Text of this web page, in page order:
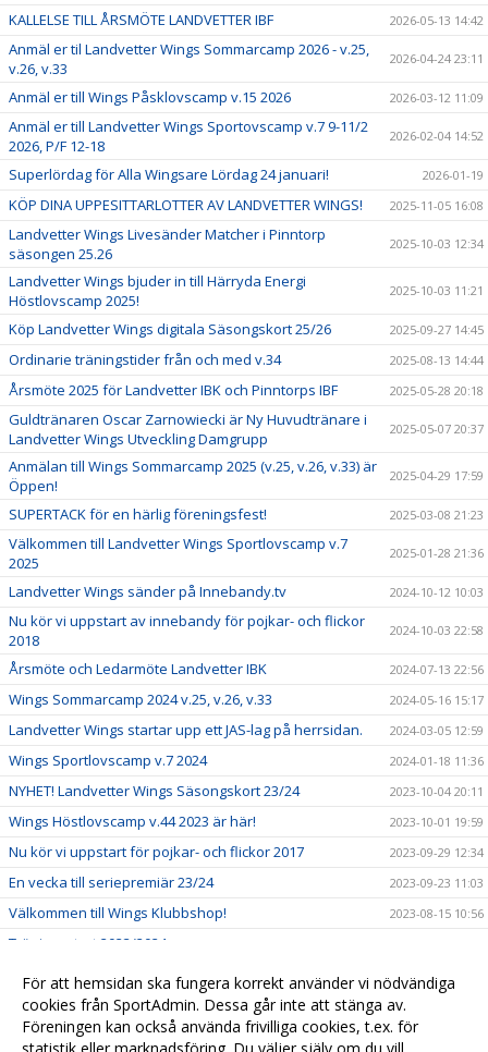
KALLELSE TILL ÅRSMÖTE LANDVETTER IBF 2026-05-13 14:42
Anmäl er til Landvetter Wings Sommarcamp 2026 - v.25,
v.26, v.33
2026-04-24 23:11
Anmäl er till Wings Påsklovscamp v.15 2026 2026-03-12 11:09
Anmäl er till Landvetter Wings Sportovscamp v.7 9-11/2
2026, P/F 12-18
2026-02-04 14:52
Superlördag för Alla Wingsare Lördag 24 januari! 2026-01-19
KÖP DINA UPPESITTARLOTTER AV LANDVETTER WINGS! 2025-11-05 16:08
Landvetter Wings Livesänder Matcher i Pinntorp
säsongen 25.26
2025-10-03 12:34
Landvetter Wings bjuder in till Härryda Energi
Höstlovscamp 2025!
2025-10-03 11:21
Köp Landvetter Wings digitala Säsongskort 25/26 2025-09-27 14:45
Ordinarie träningstider från och med v.34 2025-08-13 14:44
Årsmöte 2025 för Landvetter IBK och Pinntorps IBF 2025-05-28 20:18
Guldtränaren Oscar Zarnowiecki är Ny Huvudtränare i
Landvetter Wings Utveckling Damgrupp
2025-05-07 20:37
Anmälan till Wings Sommarcamp 2025 (v.25, v.26, v.33) är
Öppen!
2025-04-29 17:59
SUPERTACK för en härlig föreningsfest! 2025-03-08 21:23
Välkommen till Landvetter Wings Sportlovscamp v.7
2025
2025-01-28 21:36
Landvetter Wings sänder på Innebandy.tv 2024-10-12 10:03
Nu kör vi uppstart av innebandy för pojkar- och flickor
2018
2024-10-03 22:58
Årsmöte och Ledarmöte Landvetter IBK 2024-07-13 22:56
Wings Sommarcamp 2024 v.25, v.26, v.33 2024-05-16 15:17
Landvetter Wings startar upp ett JAS-lag på herrsidan. 2024-03-05 12:59
Wings Sportlovscamp v.7 2024 2024-01-18 11:36
NYHET! Landvetter Wings Säsongskort 23/24 2023-10-04 20:11
Wings Höstlovscamp v.44 2023 är här! 2023-10-01 19:59
Nu kör vi uppstart för pojkar- och flickor 2017 2023-09-29 12:34
En vecka till seriepremiär 23/24 2023-09-23 11:03
Välkommen till Wings Klubbshop! 2023-08-15 10:56
Träningsstart 2023/2024
Hemvändare klar för herrlaget! 2023-03-16 15:20
USM - F16 - Kvalhelg i Pinntorp 4-5/2 2023-02-03 16:13
Välkomna till Landvetter Wings! 2021-11-08 16:21
För att hemsidan ska fungera korrekt använder vi nödvändiga
cookies från SportAdmin. Dessa går inte att stänga av.
Föreningen kan också använda frivilliga cookies, t.ex. för